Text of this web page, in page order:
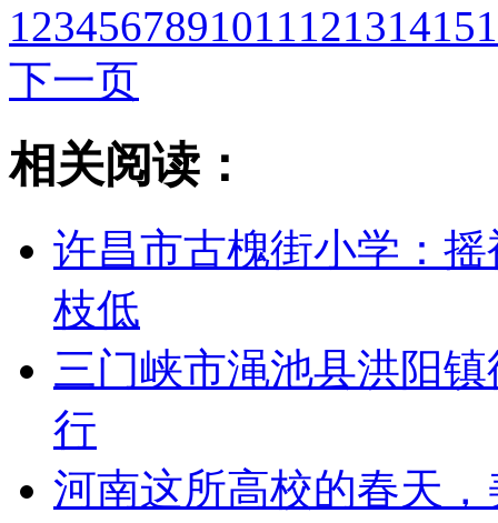
123456789101112131415
下一页
相关阅读：
许昌市古槐街小学：
枝低
三门峡市渑池县洪阳
行
河南这所高校的春天